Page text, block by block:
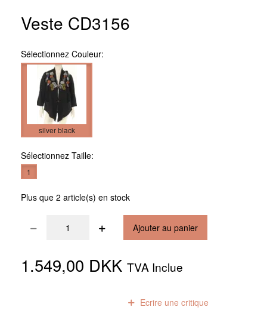
Veste CD3156
Sélectionnez Couleur:
silver black
Sélectionnez Taille:
1
Plus que 2 article(s) en stock
Ajouter au panier
1.549,00 DKK TVA Inclue
Ecrire une critique